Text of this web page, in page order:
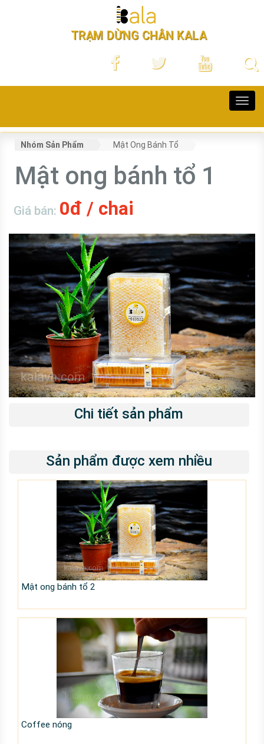
TRẠM DỪNG CHÂN KALA
Nhóm Sản Phẩm Mật Ong Bánh Tổ
Mật ong bánh tổ 1
Giá bán: 0đ / chai
Chi tiết sản phẩm
Sản phẩm được xem nhiều
Mật ong bánh tổ 2
Coffee nóng